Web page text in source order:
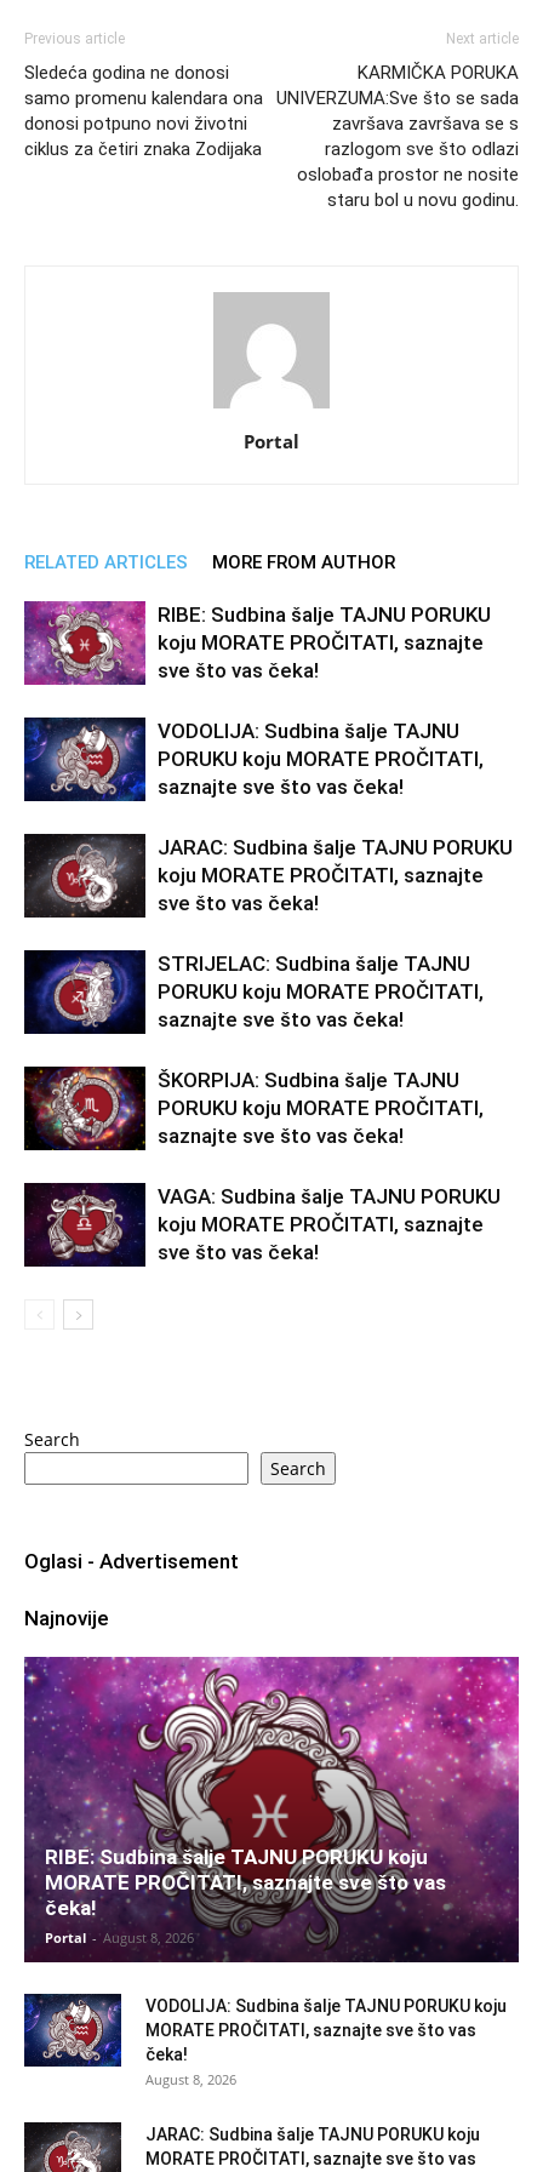
Previous article
Sledeća godina ne donosi
samo promenu kalendara ona
donosi potpuno novi životni
ciklus za četiri znaka Zodijaka
Next article
KARMIČKA PORUKA
UNIVERZUMA:Sve što se sada
završava završava se s
razlogom sve što odlazi
oslobađa prostor ne nosite
staru bol u novu godinu.
Portal
RELATED ARTICLES MORE FROM AUTHOR
RIBE: Sudbina šalje TAJNU PORUKU
koju MORATE PROČITATI, saznajte
sve što vas čeka!
VODOLIJA: Sudbina šalje TAJNU
PORUKU koju MORATE PROČITATI,
saznajte sve što vas čeka!
JARAC: Sudbina šalje TAJNU PORUKU
koju MORATE PROČITATI, saznajte
sve što vas čeka!
STRIJELAC: Sudbina šalje TAJNU
PORUKU koju MORATE PROČITATI,
saznajte sve što vas čeka!
ŠKORPIJA: Sudbina šalje TAJNU
PORUKU koju MORATE PROČITATI,
saznajte sve što vas čeka!
VAGA: Sudbina šalje TAJNU PORUKU
koju MORATE PROČITATI, saznajte
sve što vas čeka!
Search
Search
Oglasi - Advertisement
Najnovije
RIBE: Sudbina šalje TAJNU PORUKU koju
MORATE PROČITATI, saznajte sve što vas
čeka!
Portal - August 8, 2026
VODOLIJA: Sudbina šalje TAJNU PORUKU koju
MORATE PROČITATI, saznajte sve što vas
čeka!
August 8, 2026
JARAC: Sudbina šalje TAJNU PORUKU koju
MORATE PROČITATI, saznajte sve što vas